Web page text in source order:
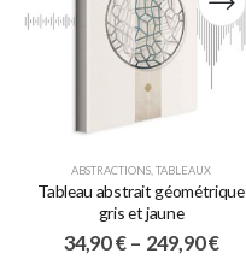
ABSTRACTIONS,TABLEAUX
Tableau abstrait géométrique
gris et jaune
34,90€ – 249,90€